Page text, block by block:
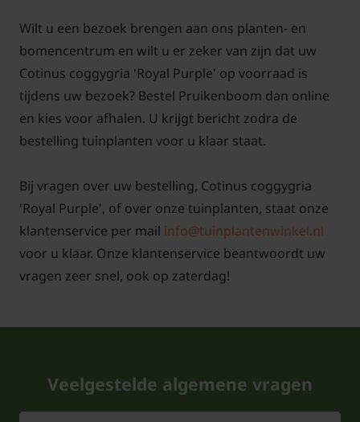
Hoe snel groeit de Pruikenboom?
Antwoord: Dat valt wel mee, hij haalt een
gemiddelde groeisnelheid van 20 - 30 cm per jaar.
Hoe Cotinus snoeien?
Antwoord: Veel snoei heeft een pruikenboom niet
nodig maar indien gewenst kunt u in het voorjaar
Hoe groot wordt een Pruikenboom?
Antwoord: Met de juiste verzorging wordt de
Wilt u een bezoek brengen aan ons planten- en
bomencentrum en wilt u er zeker van zijn dat uw
Cotinus coggygria 'Royal Purple' op voorraad is
tijdens uw bezoek? Bestel Pruikenboom dan online
en kies voor afhalen. U krijgt bericht zodra de
bestelling tuinplanten voor u klaar staat.
Bij vragen over uw bestelling, Cotinus coggygria
'Royal Purple', of over onze tuinplanten, staat onze
klantenservice per mail info@tuinplantenwinkel.nl
voor u klaar. Onze klantenservice beantwoordt uw
vragen zeer snel, ook op zaterdag!
Veelgestelde algemene vragen